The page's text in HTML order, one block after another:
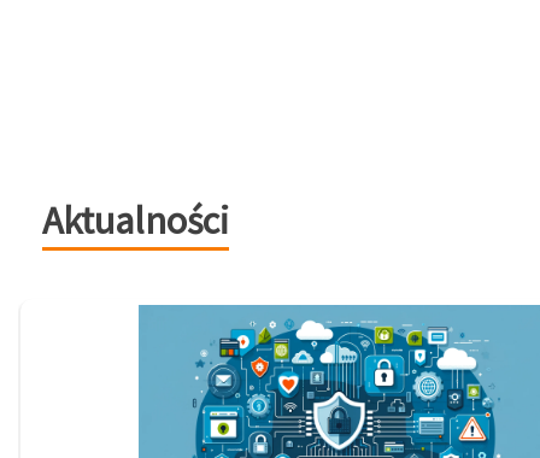
Aktualności